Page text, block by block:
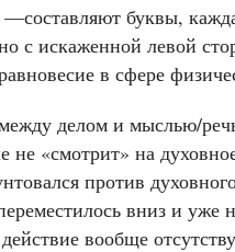
—составляют буквы,
в сфере
делом и мыслью/
не «смотрит» на
против
вниз и
действие вообще